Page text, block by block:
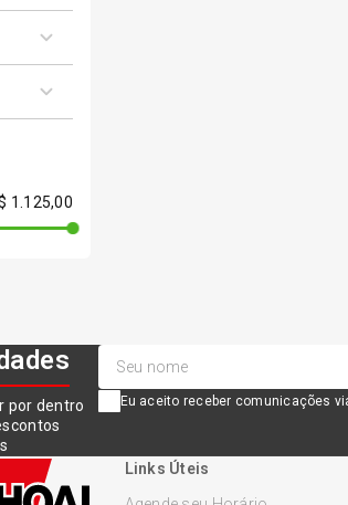
1.125,00
por dentro
Eu aceito receber comunicações
Links Úteis